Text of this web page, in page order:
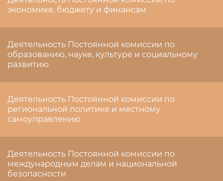
экономике, бюджету и финансам
Деятельность Постоянной комиссии по
образованию, науке, культуре и социальному
развитию
Деятельность Постоянной комиссии по
региональной политике и местному
самоуправлению
Деятельность Постоянной комиссии по
международным делам и национальной
безопасности